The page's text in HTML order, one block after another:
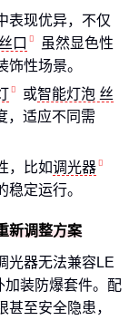
表现优异，不仅
口
虽然显色性
性场景。
或智能灯泡 丝
，适应不同需
，比如调光器
定运行。
新调整方案
光器无法兼容LE
加装防爆套件。配
至安全隐患，